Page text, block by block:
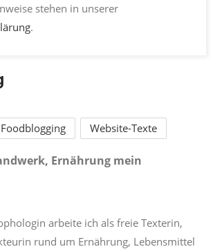
Foodblogging Website-Texte
Ernährung mein
arbeite ich als freie Texterin,
rund um Ernährung, Lebensmittel
stehen in unserer
.